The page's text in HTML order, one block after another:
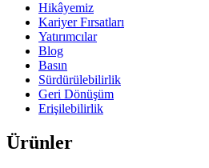
Hikâyemiz
Kariyer Fırsatları
Yatırımcılar
Blog
Basın
Sürdürülebilirlik
Geri Dönüşüm
Erişilebilirlik
Ürünler